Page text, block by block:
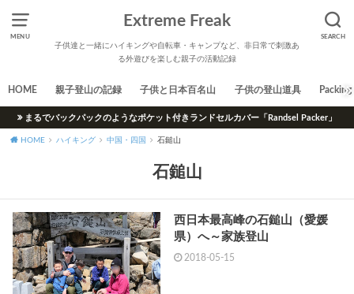
MENU SEARCH
Extreme Freak
子供達と一緒にハイキングや自転車・キャンプなど、非日常で刺激あ
る外遊びを楽しむ親子の活動記録
HOME 親子登山の記録 子供と日本百名山 子供の登山道具 Packing
まるでバックパックのようなポケット付きランドセルカバー「Randsel Packer」
HOME ハイキング 中国・四国 石鎚山
石鎚山
西日本最高峰の石鎚山（愛媛
県）へ～家族登山
2018-05-15